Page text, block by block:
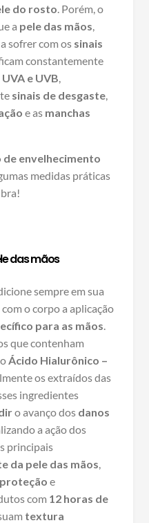
do rosto. Porém, o
a pele das mãos,
sofrer com os sinais
constantemente
e UVB,
sinais de desgaste,
e as manchas
de envelhecimento
medidas práticas
das mãos
sempre em sua
o corpo a aplicação
para as mãos
que contenham
Ácido Hialurônico –
os extraídos das
ingredientes
o avanço dosdanos
a ação dos
principais
da pele das mãos
proteção e
com 12 horas de
textura